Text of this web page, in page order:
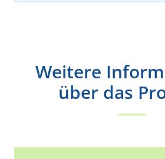
Weitere
über das